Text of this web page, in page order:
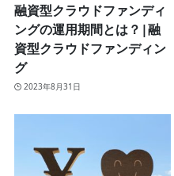
融資型クラウドファンディ
ングの運用期間とは？|融
資型クラウドファンディン
グ
2023年8月31日